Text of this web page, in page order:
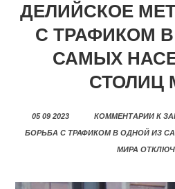
ДЕЛИЙСКОЕ
С ТРАФИКОМ
САМЫХ
СТОЛИЦ
05 09 2023 КОММЕНТАРИИ К
БОРЬБА С ТРАФИКОМ В ОДНОЙ ИЗ
МИРА